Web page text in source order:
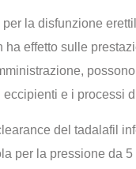
la disfunzione
effetto sulle
e i processi
del tadalafil
per la pressione da 5